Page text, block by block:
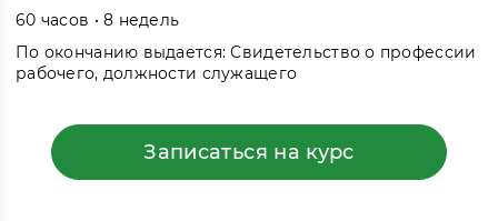
60 часов • 8 недель
По окончанию выдается: Свидетельство о профессии
рабочего, должности служащего
Записаться на курс